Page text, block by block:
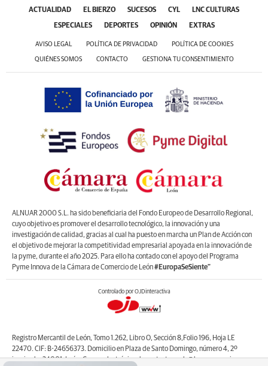
ACTUALIDAD EL BIERZO SUCESOS CYL LNC CULTURAS
ESPECIALES DEPORTES OPINIÓN EXTRAS
AVISO LEGAL POLÍTICA DE PRIVACIDAD POLÍTICA DE COOKIES
QUIÉNES SOMOS CONTACTO GESTIONA TU CONSENTIMIENTO
ALNUAR 2000 S.L. ha sido beneficiaria del Fondo Europeo de Desarrollo Regional,
cuyo objetivo es promover el desarrollo tecnológico, la innovación y una
investigación de calidad, gracias al cual ha puesto en marcha un Plan de Acción con
el objetivo de mejorar la competitividad empresarial apoyada en la innovación de
la pyme, durante el año 2025. Para ello ha contado con el apoyo del Programa
Pyme Innova de la Cámara de Comercio de León#EuropaSeSiente”
Controlado por OJDinteractiva
Registro Mercantil de León, Tomo 1.262, Libro O, Sección 8,Folio 196, Hoja LE
22470. CIF: B-24656373. Domicilio en Plaza de Santo Domingo, número 4, 2º
izquierda, 24001, León. Correo electrónico de contacto: web@lanuevacronica.com.